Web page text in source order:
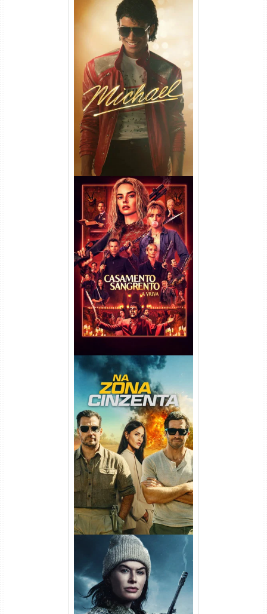
Michael Torrent (2026) WEB-
DL 1080p/4K Dual Áudio
Casamento Sangrento: A
Viúva Torrent (2026) WEB-DL
720p/1080p/4K Dual Áudio
Na Zona Cinzenta Torrent
(2026) WEB-DL 1080p/4K
Dual Áudio